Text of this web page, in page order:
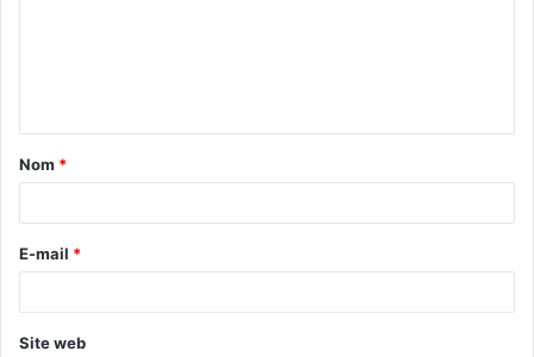
t
a
e
*
Nom *
E-mail *
Site web